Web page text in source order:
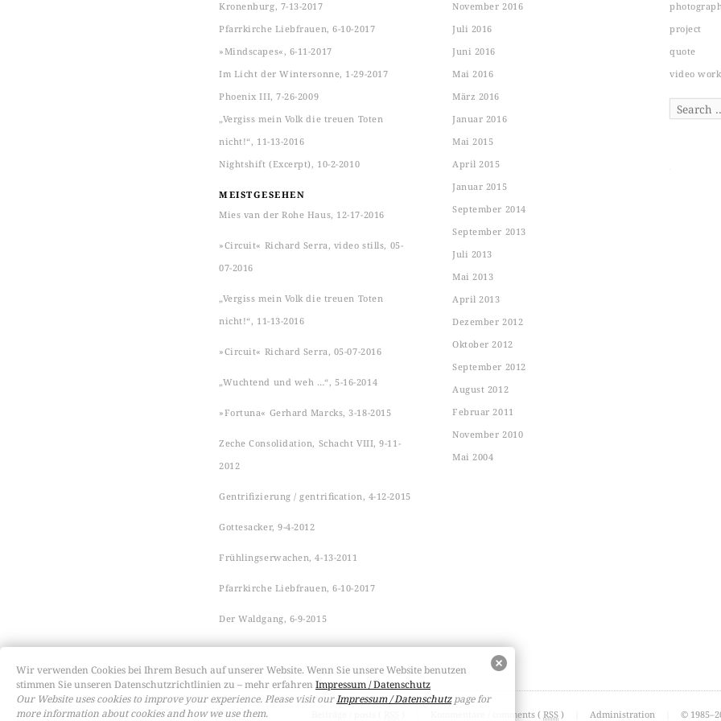
Kronenburg, 7-13-2017
Pfarrkirche Liebfrauen, 6-10-2017
»Mindscapes«, 6-11-2017
Im Licht der Wintersonne, 1-29-2017
Phoenix III, 7-26-2009
„Vergiss mein Volk die treuen Toten
nicht!“, 11-13-2016
Nightshift (Excerpt), 10-2-2010
MEISTGESEHEN
Mies van der Rohe Haus, 12-17-2016
»Circuit« Richard Serra, video stills, 05-
07-2016
„Vergiss mein Volk die treuen Toten
nicht!“, 11-13-2016
»Circuit« Richard Serra, 05-07-2016
„Wuchtend und weh …“, 5-16-2014
»Fortuna« Gerhard Marcks, 3-18-2015
Zeche Consolidation, Schacht VIII, 9-11-
2012
Gentrifizierung / gentrification, 4-12-2015
Gottesacker, 9-4-2012
Frühlingserwachen, 4-13-2011
Pfarrkirche Liebfrauen, 6-10-2017
Der Waldgang, 6-9-2015
November 2016
Juli 2016
Juni 2016
Mai 2016
März 2016
Januar 2016
Mai 2015
April 2015
Januar 2015
September 2014
September 2013
Juli 2013
Mai 2013
April 2013
Dezember 2012
Oktober 2012
September 2012
August 2012
Februar 2011
November 2010
Mai 2004
project
quote
video work
Search
Kommentare / comments ( RSS ) Administration ©
Wir verwenden Cookies bei Ihrem Besuch auf unserer Website. Wenn Sie unsere Website benutzen
stimmen Sie unseren Datenschutzrichtlinien zu – mehr erfahren Impressum / Datenschutz
Our Website uses cookies to improve your experience. Please visit ourImpressum / Datenschutzpage for
more information about cookies and how we use them.